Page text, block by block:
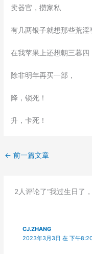
卖器官，攒家私
有几两银子就想那些荒淫
在我苹果上还想朝三暮四
除非明年再买一部，
降，锁死！
升，卡死！
← 前一篇文章
2人评论了“我过生日了
CJ.ZHANG
2023年3月3日 在 下午